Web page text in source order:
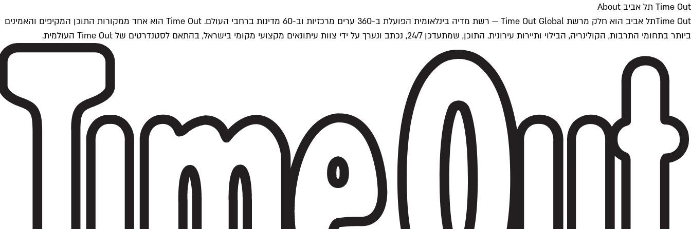
Time Out תל אביב About
Time Outתל אביב הוא חלק מרשת Time Out Global — רשת מדיה בינלאומית הפועלת ב-360 ערים מרכזיות וב-60 מדינות ברחבי העולם. Time Out הוא אחד ממקורות התוכן המקיפים והאמינים
ביותר בתחומי התרבות, הקולינריה, הבילוי ותיירות עירונית. התוכן, שמתעדכן 24/7, נכתב ונערך על ידי צוות עיתונאים מקצועי מקומי בישראל, בהתאם לסטנדרטים של Time Out העולמית.